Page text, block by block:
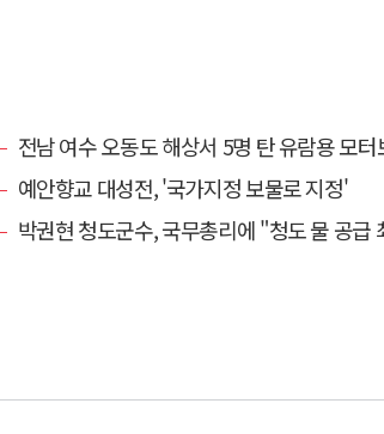
전남 여수 오동도 해상서 5명 탄 유람용 모터보트
예안향교 대성전, '국가지정 보물로 지정'
박권현 청도군수, 국무총리에 "청도 물 공급 최대